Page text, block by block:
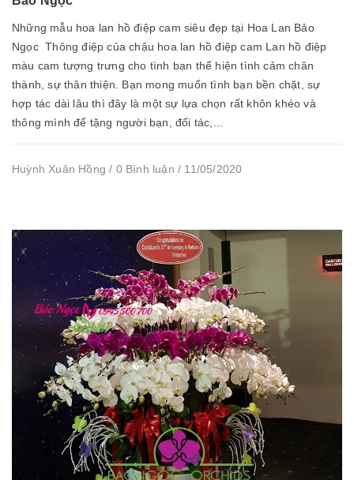
Những mẫu hoa lan hồ điệp cam siêu đẹp tại Hoa Lan Bảo
Ngọc Thông điệp của chậu hoa lan hồ điệp cam Lan hồ điệp
màu cam tượng trưng cho tình bạn thể hiện tình cảm chân
thành, sự thân thiện. Bạn mong muốn tình bạn bền chặt, sự
hợp tác dài lâu thì đây là một sự lựa chọn rất khôn khéo và
thông mình để tặng người bạn, đối tác,...
Huỳnh Xuân Hồng / 0 Bình luận / 11/05/2020